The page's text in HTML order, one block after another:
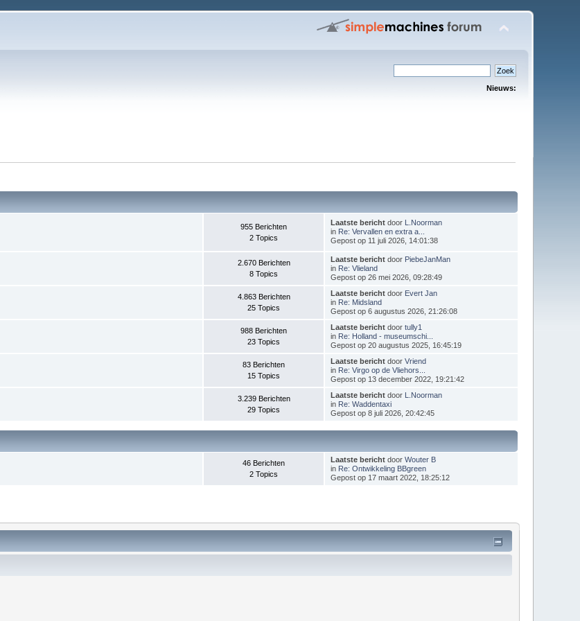
Nieuws:
955 Berichten
2 Topics
Laatste berichtdoor L.Noorman
in Re: Vervallen en extra a...
Gepost op 11 juli 2026, 14:01:38
2.670 Berichten
8 Topics
Laatste berichtdoor PiebeJanMan
in Re: Vlieland
Gepost op 26 mei 2026, 09:28:49
4.863 Berichten
25 Topics
Laatste berichtdoor Evert Jan
in Re: Midsland
Gepost op 6 augustus 2026, 21:26:08
988 Berichten
23 Topics
Laatste berichtdoor tully1
in Re: Holland - museumschi...
Gepost op 20 augustus 2025, 16:45:19
83 Berichten
15 Topics
Laatste berichtdoor Vriend
in Re: Virgo op de Vliehors...
Gepost op 13 december 2022, 19:21:42
3.239 Berichten
29 Topics
Laatste berichtdoor L.Noorman
in Re: Waddentaxi
Gepost op 8 juli 2026, 20:42:45
46 Berichten
2 Topics
Laatste berichtdoor Wouter B
in Re: Ontwikkeling BBgreen
Gepost op 17 maart 2022, 18:25:12